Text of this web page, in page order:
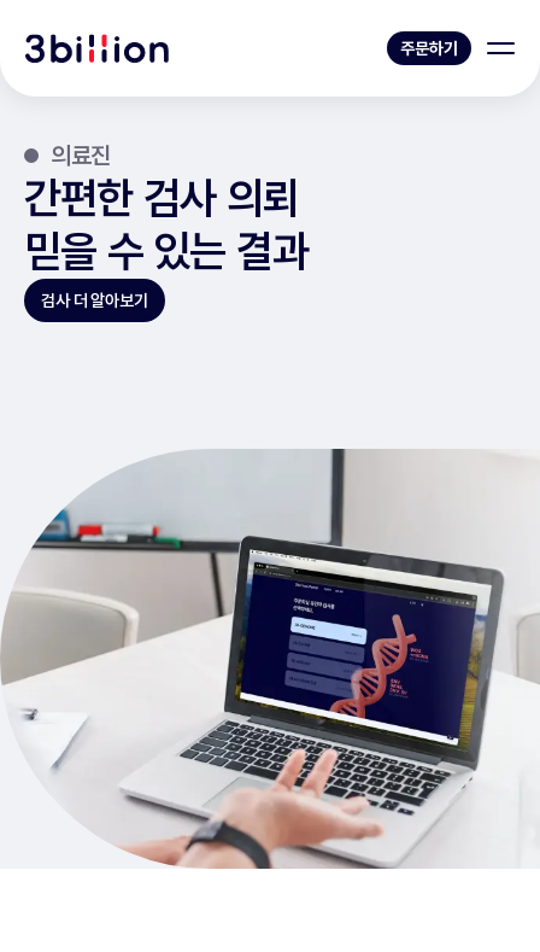
주문하기
의료진
간편한 검사 의뢰
믿을 수 있는 결과
검사 더 알아보기